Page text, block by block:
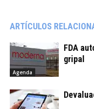
ARTÍCULOS
Agenda
FDA
gripal